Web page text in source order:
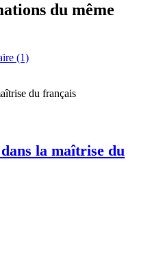
du même
(1)
la maîtrise du